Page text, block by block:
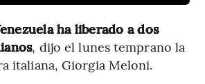
ha liberado a dos
, dijo el lunes temprano la
italiana, Giorgia Meloni.